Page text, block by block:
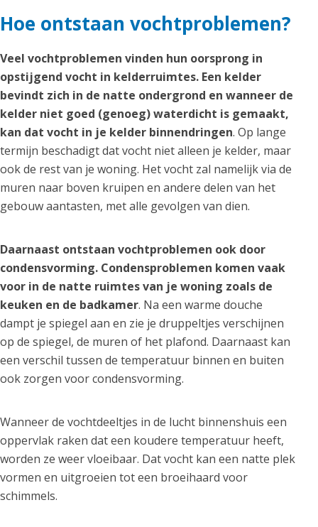
Hoe ontstaan vochtproblemen?
Veel vochtproblemen vinden hun oorsprong in
opstijgend vocht in kelderruimtes. Een kelder
bevindt zich in de natte ondergrond en wanneer de
kelder niet goed (genoeg) waterdicht is gemaakt,
kan dat vocht in je kelder binnendringen. Op lange
termijn beschadigt dat vocht niet alleen je kelder, maar
ook de rest van je woning. Het vocht zal namelijk via de
muren naar boven kruipen en andere delen van het
gebouw aantasten, met alle gevolgen van dien.
Daarnaast ontstaan vochtproblemen ook door
condensvorming. Condensproblemen komen vaak
voor in de natte ruimtes van je woning zoals de
keuken en de badkamer. Na een warme douche
dampt je spiegel aan en zie je druppeltjes verschijnen
op de spiegel, de muren of het plafond. Daarnaast kan
een verschil tussen de temperatuur binnen en buiten
ook zorgen voor condensvorming.
Wanneer de vochtdeeltjes in de lucht binnenshuis een
oppervlak raken dat een koudere temperatuur heeft,
worden ze weer vloeibaar. Dat vocht kan een natte plek
vormen en uitgroeien tot een broeihaard voor
schimmels.